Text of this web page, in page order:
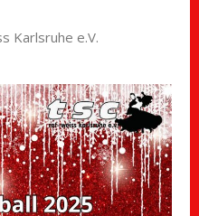
Karlsruhe e.V.